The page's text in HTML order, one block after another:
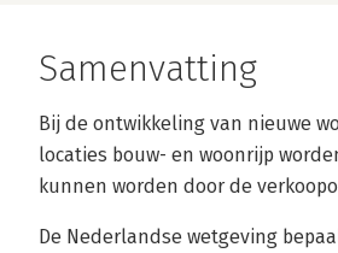
Samenvatting
Bij de ontwikkeling van nieuwe
locaties bouw- en woonrijp
kunnen worden door de
De Nederlandse wetgeving